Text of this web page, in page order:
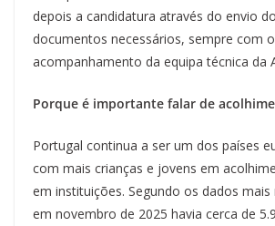
depois a candidatura através do envio
documentos necessários, sempre com o
acompanhamento da equipa técnica da
Porque é importante falar de
Portugal continua a ser um dos países
com mais crianças e jovens em
em instituições. Segundo os dados mais
em novembro de 2025 havia cerca de